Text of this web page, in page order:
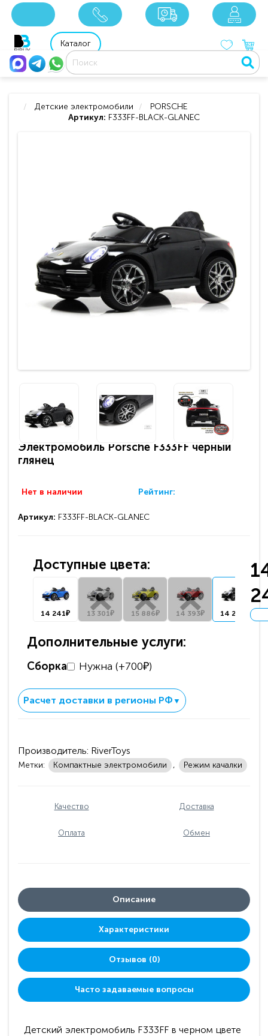
8 800 201 92 06
Каталог
Детские электромобили
PORSCHE
Артикул: F333FF-BLACK-GLANEC
Электромобиль Porsche F333FF черный
глянец
Нет в наличии Рейтинг:
Артикул: F333FF-BLACK-GLANEC
Доступные цвета:
14 241₽ 13 301₽ 15 886₽ 14 393₽ 14 241₽
Дополнительные услуги:
Сборка Нужна (+700₽)
Расчет доставки в регионы РФ ▼
Производитель: RiverToys
Метки: Компактные электромобили , Режим качалки
Качество Доставка
Оплата Обмен
Описание
Характеристики
Отзывов (0)
Часто задаваемые вопросы
Детский электромобиль F333FF в черном цвете
xxx